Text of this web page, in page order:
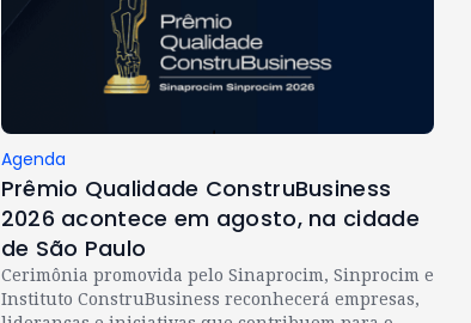
Agenda
Prêmio Qualidade ConstruBusiness
2026 acontece em agosto, na cidade
de São Paulo
Cerimônia promovida pelo Sinaprocim, Sinprocim e
Instituto ConstruBusiness reconhecerá empresas,